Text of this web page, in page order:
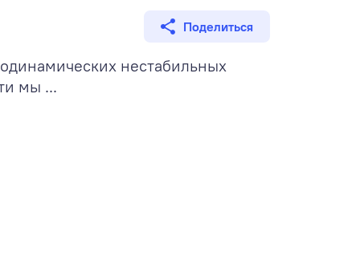
Поделиться
нестабильных
мы ...